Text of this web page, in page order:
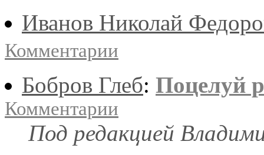
Иванов Николай
Комментарии
Бобров Глеб: Поцелуй
Комментарии
Под редакцией